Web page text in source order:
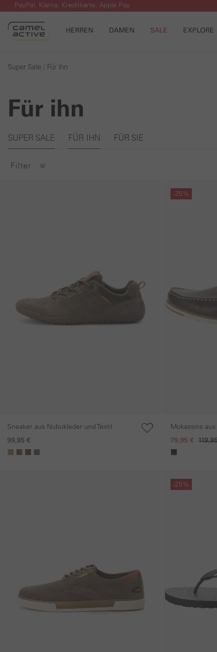
Hauptinhalt springen
Zur Suche springen
Zur Hauptnavigation springen
PayPal, Klarna, Kreditkarte, Apple Pay
HERREN DAMEN SALE EXPLORE
Super Sale Für ihn
Für ihn
Galerie überspringen
SUPER SALE FÜR IHN FÜR SIE
Filter
Sneaker aus Nubukleder und Textil
99,95 €
-35%
Mokassins
79,95 €
-25%